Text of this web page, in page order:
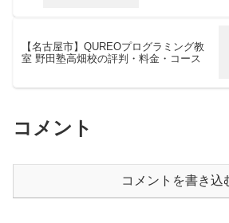
【名古屋市】QUREOプログラミング教
室 野田塾高畑校の評判・料金・コース
コメント
コメントを書き込